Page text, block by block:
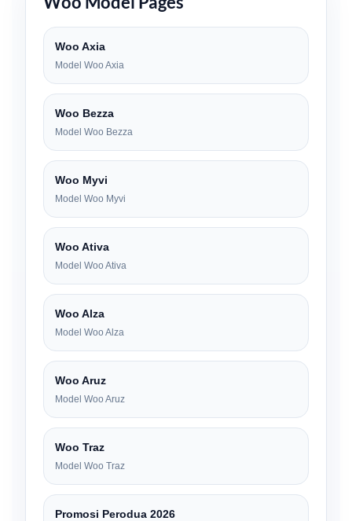
Woo Axia
Model Woo Axia
Woo Bezza
Model Woo Bezza
Woo Myvi
Model Woo Myvi
Woo Ativa
Model Woo Ativa
Woo Alza
Model Woo Alza
Woo Aruz
Model Woo Aruz
Woo Traz
Model Woo Traz
Promosi Perodua 2026